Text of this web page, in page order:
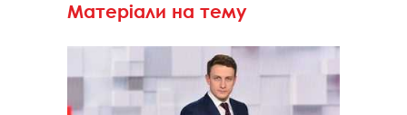
Матеріали на тему